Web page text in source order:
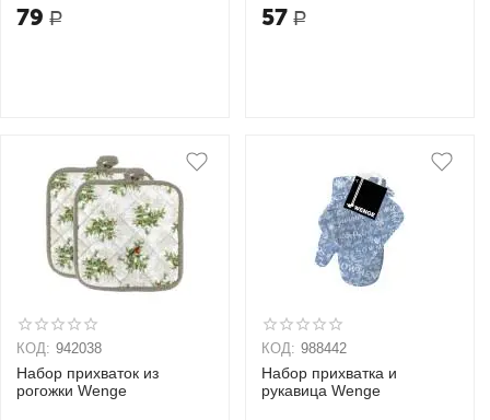
79 Р 57 Р
КОД: 942038
Набор прихваток из
рогожки Wenge
КОД: 988442
Набор прихватка и
рукавица Wenge